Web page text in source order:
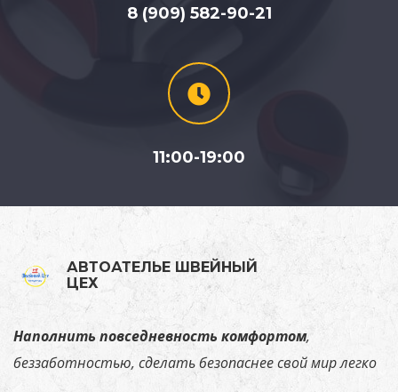
8 (909) 582-90-21
11:00-19:00
АВТОАТЕЛЬЕ ШВЕЙНЫЙ
ЦЕХ
Наполнить повседневность комфортом,
беззаботностью, сделать безопаснее свой мир легко